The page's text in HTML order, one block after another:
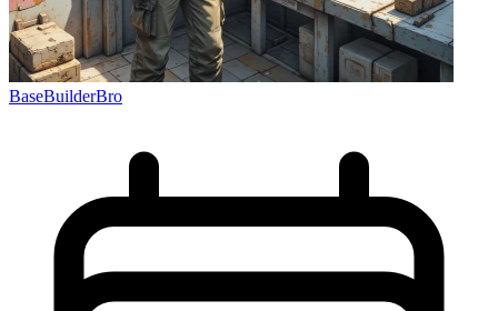
BaseBuilderBro